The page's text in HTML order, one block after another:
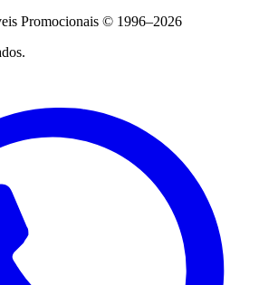
Promocionais © 1996–2026